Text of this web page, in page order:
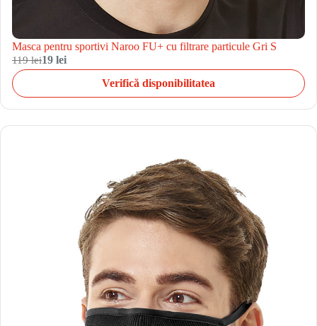
Masca pentru sportivi Naroo FU+ cu filtrare particule Gri S
119 lei19 lei
Verifică disponibilitatea